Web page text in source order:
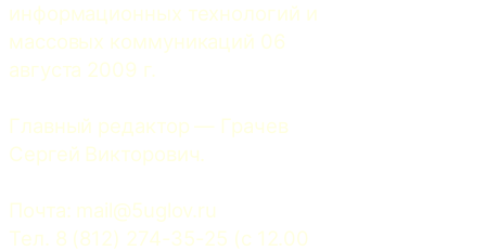
информационных технологий и
массовых коммуникаций 06
августа 2009 г.
Главный редактор — Грачев
Сергей Викторович.
Почта: mail@5uglov.ru
Тел. 8 (812) 274-35-25 (c 12.00